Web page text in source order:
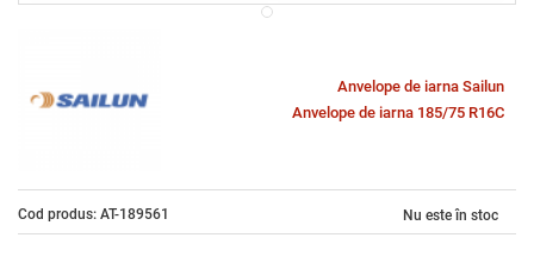
Anvelope de iarna Sailun
Anvelope de iarna 185/75 R16C
Cod produs: AT-189561 Nu este în stoc